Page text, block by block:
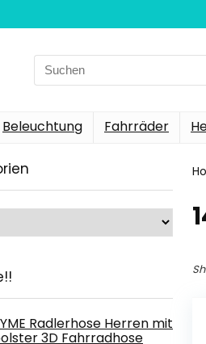
Search
for:
Beleuchtung Fahrräder
Radlerhose Herren mit
3D Fahrradhose